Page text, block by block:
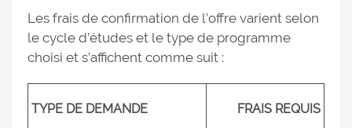
Les frais de confirmation de l’offre varient selon
le cycle d’études et le type de programme
choisi et s’affichent comme suit :
TYPE DE DEMANDE FRAIS REQUIS